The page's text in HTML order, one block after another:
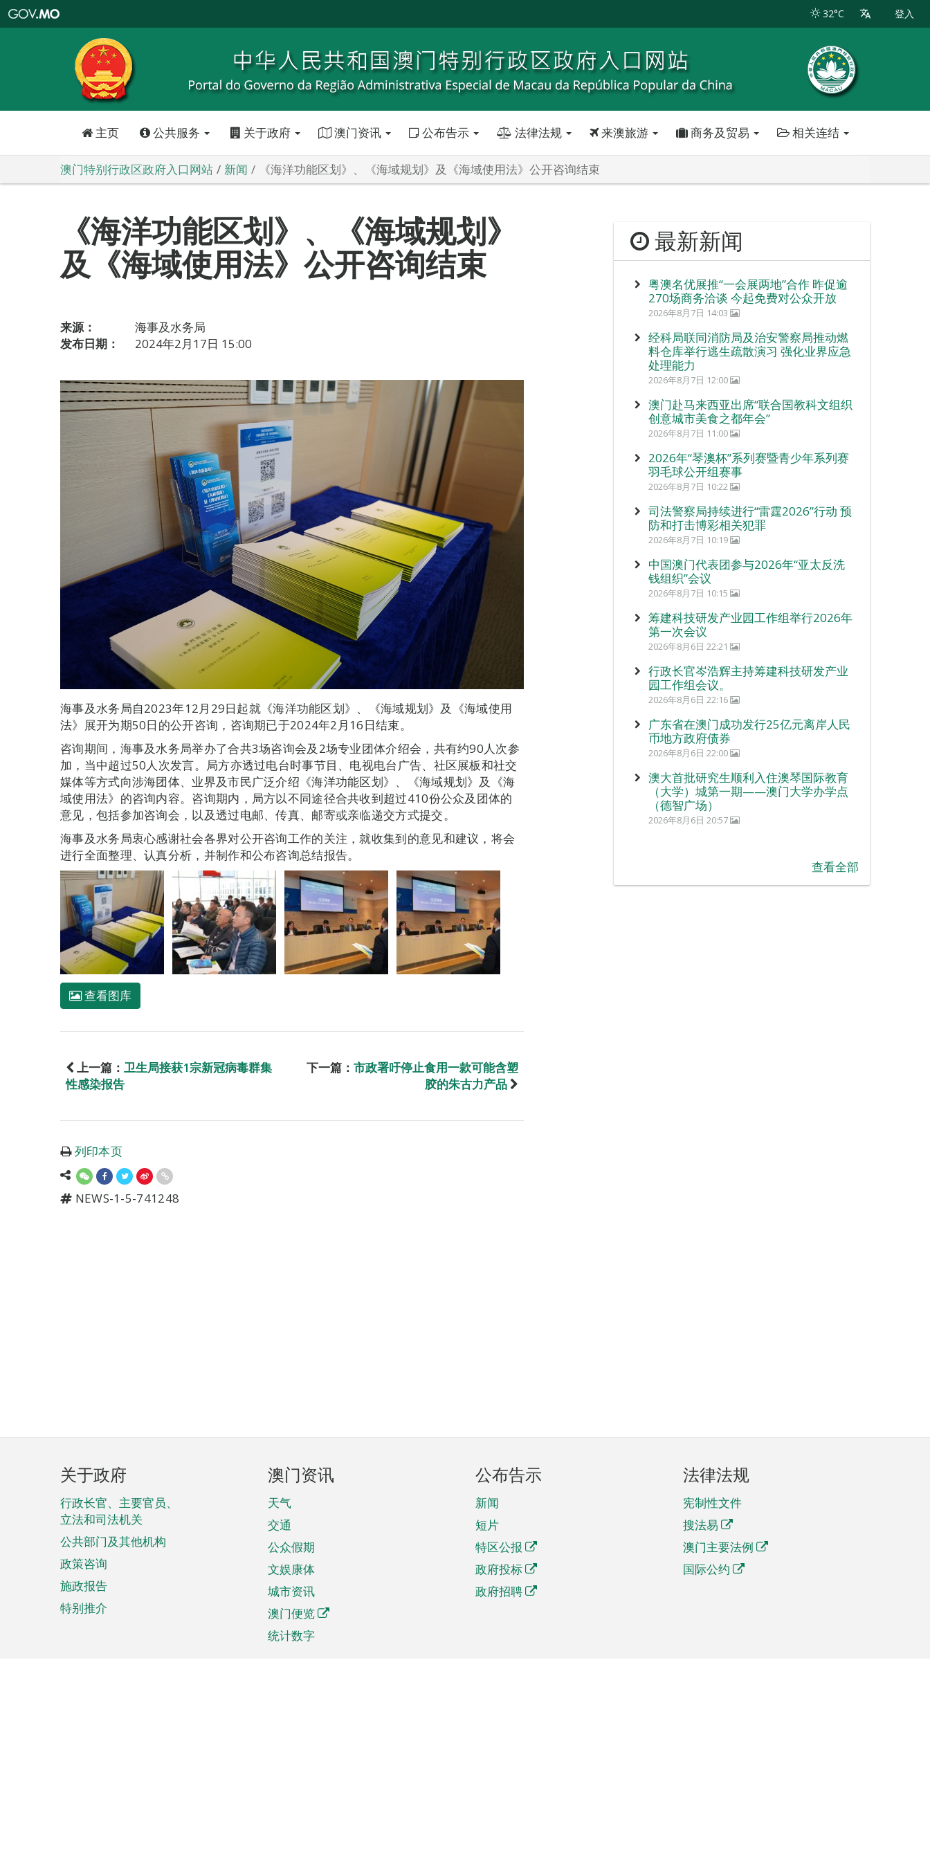
特
政
区
政
口
32°C 登入
主页 公共服务 关于政府 澳门资讯 公布告示 法律法规 来澳旅游 商务及贸易 相关连结
澳门特别行政区政府入口网站 新闻 《海洋功能区划》、《海域规划》及《海域使用法》公开咨询结束
《海洋功能区划》、《海域规划》
及《海域使用法》公开咨询结束
来源：
海事及水务局
发布日期：
2024年2月17日 15:00
海事及水务局自2023年12月29日起就《海洋功能区划》、《海域规划》及《海域使用
法》展开为期50日的公开咨询，咨询期已于2024年2月16日结束。
咨询期间，海事及水务局举办了合共3场咨询会及2场专业团体介绍会，共有约90人次参
加，当中超过50人次发言。局方亦透过电台时事节目、电视电台广告、社区展板和社交
媒体等方式向涉海团体、业界及市民广泛介绍《海洋功能区划》、《海域规划》及《海
域使用法》的咨询内容。咨询期内，局方以不同途径合共收到超过410份公众及团体的
意见，包括参加咨询会，以及透过电邮、传真、邮寄或亲临递交方式提交。
海事及水务局衷心感谢社会各界对公开咨询工作的关注，就收集到的意见和建议，将会
进行全面整理、认真分析，并制作和公布咨询总结报告。
查看图库
上一篇： 卫生局接获1宗新冠病毒群集
性感染报告
下一篇： 市政署吁停止食用一款可能含塑
胶的朱古力产品
列印本页
NEWS-1-5-741248
最新新闻
粤澳名优展推“一会展两地”合作 昨促逾
270场商务洽谈 今起免费对公众开放
2026年8月7日 14:03
经科局联同消防局及治安警察局推动燃
料仓库举行逃生疏散演习 强化业界应急
处理能力
2026年8月7日 12:00
澳门赴马来西亚出席“联合国教科文组织
创意城市美食之都年会”
2026年8月7日 11:00
2026年“琴澳杯”系列赛暨青少年系列赛
羽毛球公开组赛事
2026年8月7日 10:22
司法警察局持续进行“雷霆2026”行动 预
防和打击博彩相关犯罪
2026年8月7日 10:19
中国澳门代表团参与2026年“亚太反洗
钱组织”会议
2026年8月7日 10:15
筹建科技研发产业园工作组举行2026年
第一次会议
2026年8月6日 22:21
行政长官岑浩辉主持筹建科技研发产业
园工作组会议。
2026年8月6日 22:16
广东省在澳门成功发行25亿元离岸人民
币地方政府债券
2026年8月6日 22:00
澳大首批研究生顺利入住澳琴国际教育
（大学）城第一期——澳门大学办学点
（德智广场）
2026年8月6日 20:57
查看全部
页
脚
菜
单
关于政府
行政长官、主要官员、
立法和司法机关
公共部门及其他机构
政策咨询
施政报告
特别推介
澳门资讯
天气
交通
公众假期
文娱康体
城市资讯
澳门便览
统计数字
公布告示
新闻
短片
特区公报
政府投标
政府招聘
法律法规
宪制性文件
搜法易
澳门主要法例
国际公约